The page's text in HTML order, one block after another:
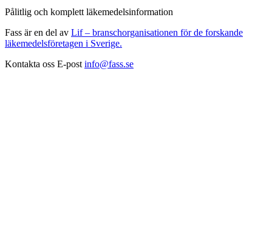
Pålitlig och komplett läkemedelsinformation
Fass är en del av Lif – branschorganisationen för de forskande
läkemedelsföretagen i Sverige.
Kontakta oss E-post info@fass.se